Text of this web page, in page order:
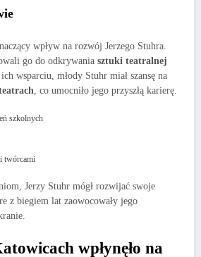
wpływ na rozwój Jerzego Stuhra.
go do odkrywania sztuki teatralnej
wsparciu, młody Stuhr miał szansę na
, co umocniło jego przyszłą karierę.
szkolnych
twórcami
Jerzy Stuhr mógł rozwijać swoje
z biegiem lat zaowocowały jego
wpłynęło na